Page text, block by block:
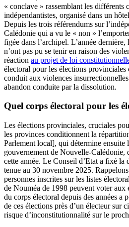
« conclave » rassemblant les différents
indépendantistes, organisé dans un
Depuis les trois référendums sur
Calédonie qui a vu le « non »
figée dans l’archipel. L’année
n’ont pas pu se tenir en raison des
réaction au projet de loi
électoral pour les élections
conduit aux violences
abandon conduite par la dissolution.
Quel corps électoral pour les
Les élections provinciales, cruciales
les provinces conditionnent la
Parlement local], qui détermine ensuite
gouvernement de Nouvelle-Calédonie,
cette année. Le Conseil d’Etat a fixé la
tenue au 30 novembre 2025.
personnes inscrites sur les listes
de Nouméa de 1998 peuvent voter
du corps électoral depuis des années a
de ces élections près d’un électeur sur
risque d’inconstitutionnalité sur le